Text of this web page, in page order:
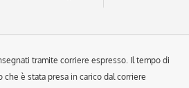
tramite corriere espresso. Il tempo di
è stata presa in carico dal corriere